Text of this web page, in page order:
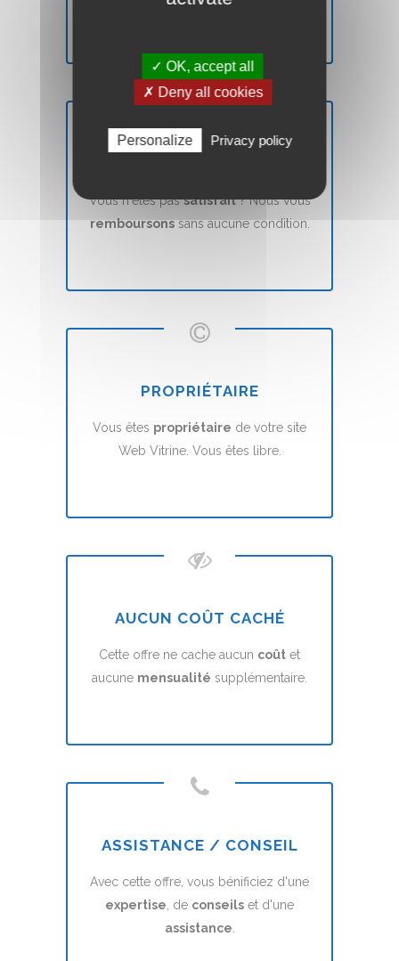
Vous n'êtes passatisfait? Nous vous
remboursonssans aucune condition.
PROPRIÉTAIRE
Vous êtes propriétaire de votre site
Web Vitrine. Vous êtes libre.
AUCUN COÛT CACHÉ
Cette offre ne cache aucun coût et
aucune mensualité supplémentaire.
ASSISTANCE / CONSEIL
Avec cette offre, vous bénificiez d'une
expertise, de conseils et d'une
assistance.
✓ OK, accept all
✗ Deny all cookies
Personalize Privacy policy